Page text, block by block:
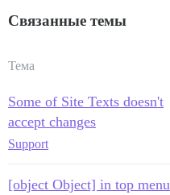
Связанные темы
Тема
Some of Site Texts doesn't
accept changes
Support
[object Object] in top menu